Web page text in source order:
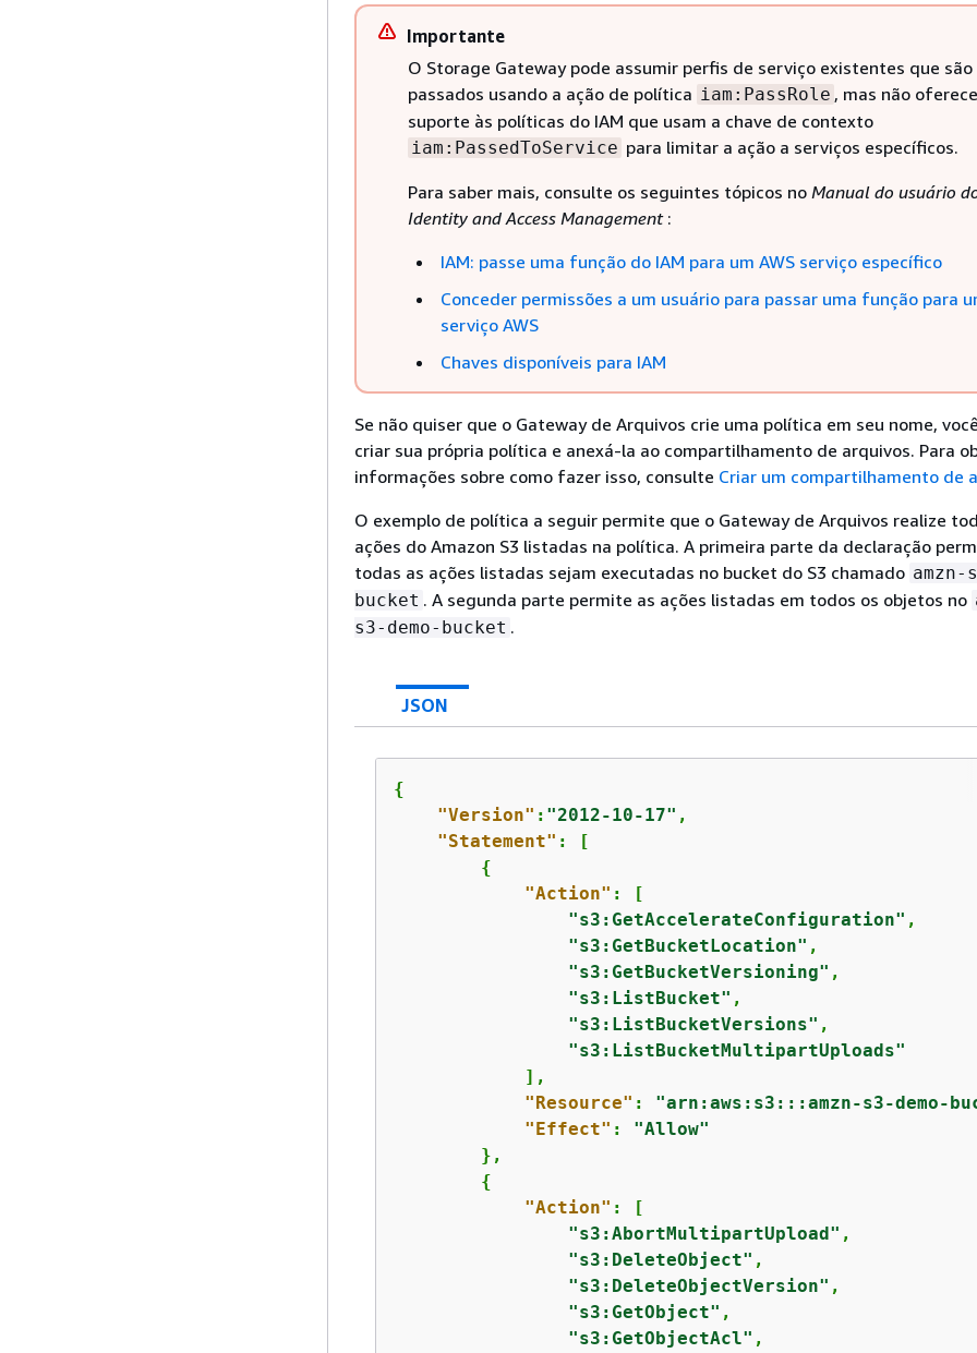
Importante
O Storage Gateway pode assumir perfis de serviço existentes que são
passados usando a ação de política iam:PassRole , mas não oferece
suporte às políticas do IAM que usam a chave de contexto
iam:PassedToService para limitar a ação a serviços específicos.
Para saber mais, consulte os seguintes tópicos no Manual do usuário
Identity and Access Management :
IAM: passe uma função do IAM para um AWS serviço específico
Conceder permissões a um usuário para passar uma função para
serviço AWS
Chaves disponíveis para IAM
Se não quiser que o Gateway de Arquivos crie uma política em seu nome,
criar sua própria política e anexá-la ao compartilhamento de arquivos. Para
informações sobre como fazer isso, consulte Criar um compartilhamento de
O exemplo de política a seguir permite que o Gateway de Arquivos realize
ações do Amazon S3 listadas na política. A primeira parte da declaração
todas as ações listadas sejam executadas no bucket do S3 chamado amzn-
bucket . A segunda parte permite as ações listadas em todos os objetos no
s3-demo-bucket .
JSON
{
"Version" : "2012-10-17" ,
"Statement" : [
{
"Action" : [
"s3:GetAccelerateConfiguration" ,
"s3:GetBucketLocation" ,
"s3:GetBucketVersioning" ,
"s3:ListBucket" ,
"s3:ListBucketVersions" ,
"s3:ListBucketMultipartUploads"
            ],
"Resource" : "arn:aws:s3:::amzn-s3-demo-
"Effect" : "Allow"
        },
{
"Action" : [
"s3:AbortMultipartUpload" ,
"s3:DeleteObject" ,
"s3:DeleteObjectVersion" ,
"s3:GetObject" ,
"s3:GetObjectAcl" ,